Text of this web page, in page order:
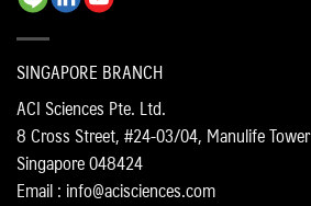
SINGAPORE BRANCH
ACI Sciences Pte. Ltd.
8 Cross Street, #24-03/04, Manulife Tower
Singapore 048424
Email : info@acisciences.com